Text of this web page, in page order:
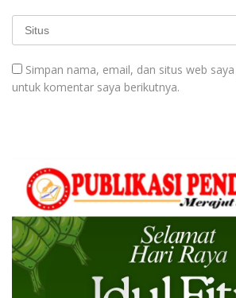
Simpan nama, email, dan situs web
untuk komentar saya berikutnya.